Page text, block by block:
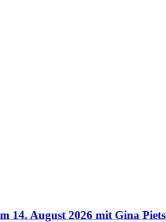
14. August 2026 mit Gina